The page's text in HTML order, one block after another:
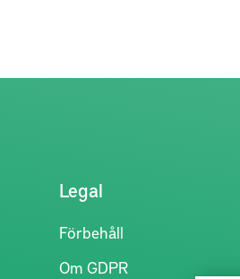
Legal
Förbehåll
Om GDPR